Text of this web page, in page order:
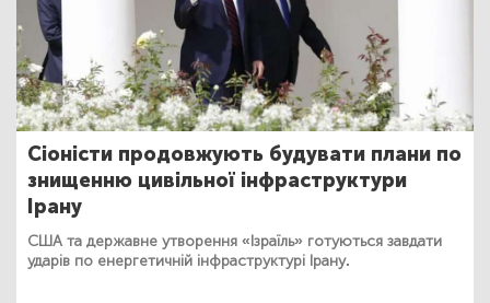
Сіоністи продовжують будувати плани по
знищенню цивільної інфраструктури
Ірану
США та державне утворення «Ізраїль» готуються завдати
ударів по енергетичній інфраструктурі Ірану.